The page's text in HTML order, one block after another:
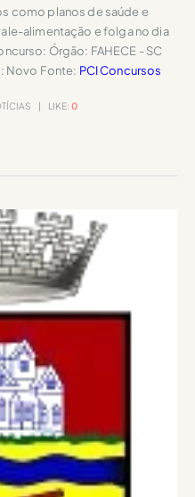
como planos de saúde e
alimentação e folga no dia
Órgão: FAHECE - SC
Novo Fonte: PCI Concursos
LIKE: 0